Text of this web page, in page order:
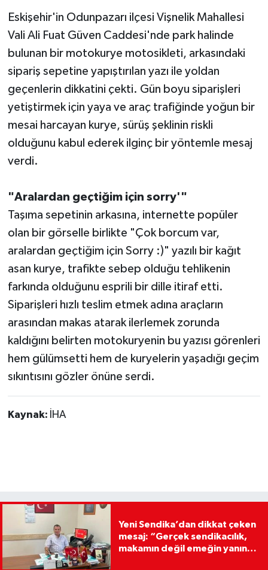
Eskişehir'in Odunpazarı ilçesi Vişnelik Mahallesi
Vali Ali Fuat Güven Caddesi'nde park halinde
bulunan bir motokurye motosikleti, arkasındaki
sipariş sepetine yapıştırılan yazı ile yoldan
geçenlerin dikkatini çekti. Gün boyu siparişleri
yetiştirmek için yaya ve araç trafiğinde yoğun bir
mesai harcayan kurye, sürüş şeklinin riskli
olduğunu kabul ederek ilginç bir yöntemle mesaj
verdi.
"Aralardan geçtiğim için sorry'"
Taşıma sepetinin arkasına, internette popüler
olan bir görselle birlikte "Çok borcum var,
aralardan geçtiğim için Sorry :)" yazılı bir kağıt
asan kurye, trafikte sebep olduğu tehlikenin
farkında olduğunu esprili bir dille itiraf etti.
Siparişleri hızlı teslim etmek adına araçların
arasından makas atarak ilerlemek zorunda
kaldığını belirten motokuryenin bu yazısı görenleri
hem gülümsetti hem de kuryelerin yaşadığı geçim
sıkıntısını gözler önüne serdi.
Kaynak: İHA
Yeni Sendika’dan dikkat çeken
mesaj: “Gerçek sendikacılık,
makamın değil emeğin yanında